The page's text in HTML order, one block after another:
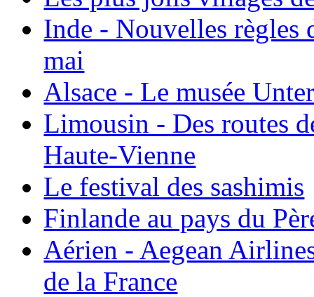
Inde - Nouvelles règles
mai
Alsace - Le musée
Limousin - Des routes
Haute-Vienne
Le festival des sashimis
Finlande au pays du
Aérien - Aegean
de la France